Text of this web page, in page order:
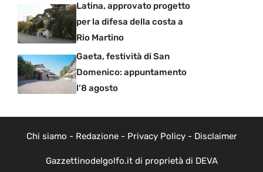
Latina, approvato progetto
per la difesa della costa a
Rio Martino
Gaeta, festività di San
Domenico: appuntamento
l’8 agosto
Chi siamo - Redazione- Privacy Policy- Disclaimer
Gazzettinodelgolfo.it di proprietà di DEVA